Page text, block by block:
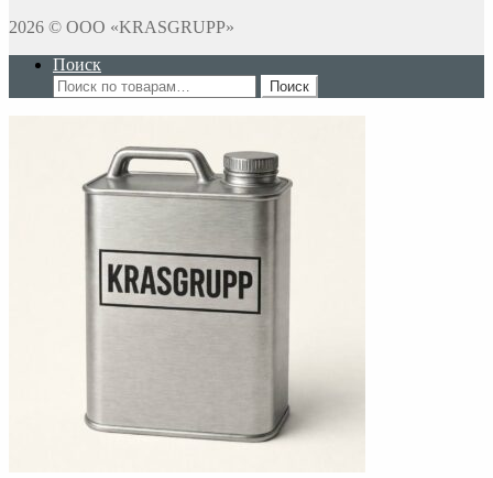
2026 © ООО «KRASGRUPP»
Поиск
Искать:
Поиск